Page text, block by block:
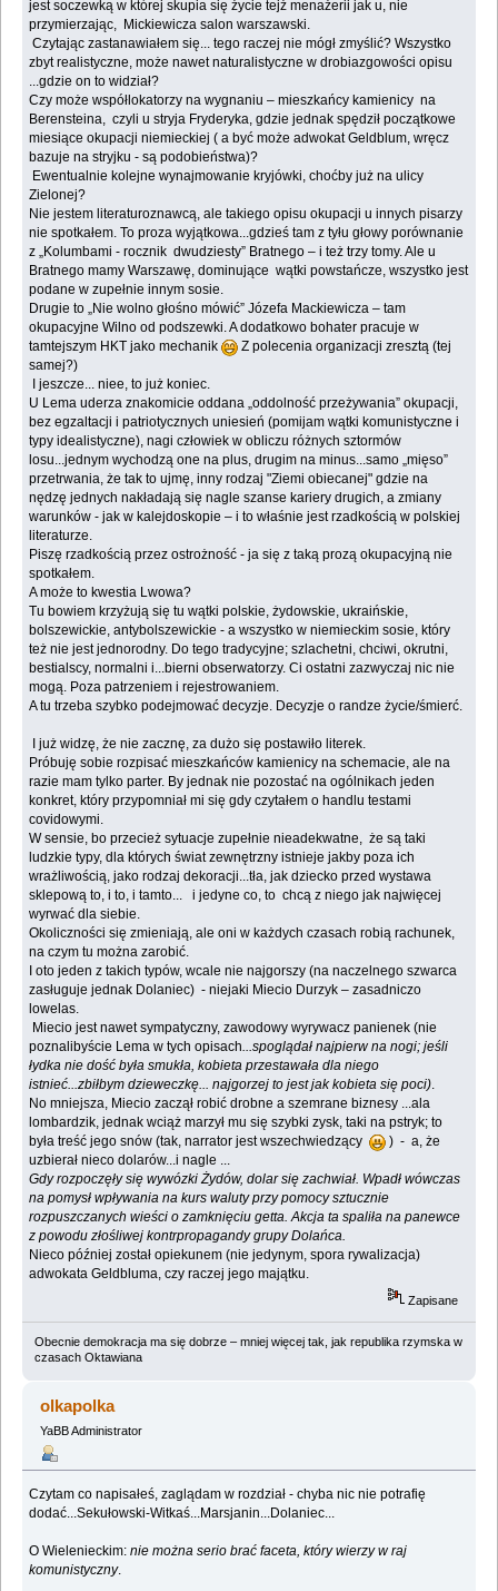
jest soczewką w której skupia się życie tejż menażerii jak u, nie
przymierzając, Mickiewicza salon warszawski.
Czytając zastanawiałem się... tego raczej nie mógł zmyślić? Wszystko
zbyt realistyczne, może nawet naturalistyczne w drobiazgowości opisu
...gdzie on to widział?
Czy może współlokatorzy na wygnaniu – mieszkańcy kamienicy na
Berensteina, czyli u stryja Fryderyka, gdzie jednak spędził początkowe
miesiące okupacji niemieckiej ( a być może adwokat Geldblum, wręcz
bazuje na stryjku - są podobieństwa)?
Ewentualnie kolejne wynajmowanie kryjówki, choćby już na ulicy
Zielonej?
Nie jestem literaturoznawcą, ale takiego opisu okupacji u innych pisarzy
nie spotkałem. To proza wyjątkowa...gdzieś tam z tyłu głowy porównanie
z „Kolumbami - rocznik dwudziesty” Bratnego – i też trzy tomy. Ale u
Bratnego mamy Warszawę, dominujące wątki powstańcze, wszystko jest
podane w zupełnie innym sosie.
Drugie to „Nie wolno głośno mówić” Józefa Mackiewicza – tam
okupacyjne Wilno od podszewki. A dodatkowo bohater pracuje w
tamtejszym HKT jako mechanik
Z polecenia organizacji zresztą (tej
samej?)
I jeszcze... niee, to już koniec.
U Lema uderza znakomicie oddana „oddolność przeżywania” okupacji,
bez egzaltacji i patriotycznych uniesień (pomijam wątki komunistyczne i
typy idealistyczne), nagi człowiek w obliczu różnych sztormów
losu...jednym wychodzą one na plus, drugim na minus...samo „mięso”
przetrwania, że tak to ujmę, inny rodzaj "Ziemi obiecanej" gdzie na
nędzę jednych nakładają się nagle szanse kariery drugich, a zmiany
warunków - jak w kalejdoskopie – i to właśnie jest rzadkością w polskiej
literaturze.
Piszę rzadkością przez ostrożność - ja się z taką prozą okupacyjną nie
spotkałem.
A może to kwestia Lwowa?
Tu bowiem krzyżują się tu wątki polskie, żydowskie, ukraińskie,
bolszewickie, antybolszewickie - a wszystko w niemieckim sosie, który
też nie jest jednorodny. Do tego tradycyjne; szlachetni, chciwi, okrutni,
bestialscy, normalni i...bierni obserwatorzy. Ci ostatni zazwyczaj nic nie
mogą. Poza patrzeniem i rejestrowaniem.
A tu trzeba szybko podejmować decyzje. Decyzje o randze życie/śmierć.
I już widzę, że nie zacznę, za dużo się postawiło literek.
Próbuję sobie rozpisać mieszkańców kamienicy na schemacie, ale na
razie mam tylko parter. By jednak nie pozostać na ogólnikach jeden
konkret, który przypomniał mi się gdy czytałem o handlu testami
covidowymi.
W sensie, bo przecież sytuacje zupełnie nieadekwatne, że są taki
ludzkie typy, dla których świat zewnętrzny istnieje jakby poza ich
wrażliwością, jako rodzaj dekoracji...tła, jak dziecko przed wystawa
sklepową to, i to, i tamto... i jedyne co, to chcą z niego jak najwięcej
wyrwać dla siebie.
Okoliczności się zmieniają, ale oni w każdych czasach robią rachunek,
na czym tu można zarobić.
I oto jeden z takich typów, wcale nie najgorszy (na naczelnego szwarca
zasługuje jednak Dolaniec) - niejaki Miecio Durzyk – zasadniczo
lowelas.
Miecio jest nawet sympatyczny, zawodowy wyrywacz panienek (nie
poznalibyście Lema w tych opisach...spoglądał najpierw na nogi; jeśli
łydka nie dość była smukła, kobieta przestawała dla niego
istnieć...zbiłbym dzieweczkę... najgorzej to jest jak kobieta się poci).
No mniejsza, Miecio zaczął robić drobne a szemrane biznesy ...ala
lombardzik, jednak wciąż marzył mu się szybki zysk, taki na pstryk; to
była treść jego snów (tak, narrator jest wszechwiedzący
) - a, że
uzbierał nieco dolarów...i nagle ...
Gdy rozpoczęły się wywózki Żydów, dolar się zachwiał. Wpadł wówczas
na pomysł wpływania na kurs waluty przy pomocy sztucznie
rozpuszczanych wieści o zamknięciu getta. Akcja ta spaliła na panewce
z powodu złośliwej kontrpropagandy grupy Dolańca.
Nieco później został opiekunem (nie jedynym, spora rywalizacja)
adwokata Geldbluma, czy raczej jego majątku.
Zapisane
Obecnie demokracja ma się dobrze – mniej więcej tak, jak republika rzymska w
czasach Oktawiana
olkapolka
YaBB Administrator
Czytam co napisałeś, zaglądam w rozdział - chyba nic nie potrafię
dodać...Sekułowski-Witkaś...Marsjanin...Dolaniec...
O Wielenieckim:nie można serio brać faceta, który wierzy w raj
komunistyczny.